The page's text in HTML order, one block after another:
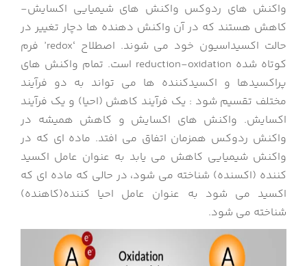
واکنش های ردوکس واکنش های شیمیایی اکسایش-
کاهش هستند که در آن واکنش دهنده ها دچار تغییر در
حالت اکسیداسیون خود می شوند. اصطلاح ‘redox’ فرم
کوتاه شده reduction-oxidation است. تمام واکنش های
پراکسیدها و اکسیدکننده ها می تواند به دو فرآیند
مختلف تقسیم شود : یک فرآیند کاهش (احیا) و یک فرآیند
اکسایش. واکنش های اکسایش و کاهش همیشه در
واکنش ردوکس همزمان اتفاق می افتد. ماده ای که در
واکنش شیمیایی کاهش می یابد به عنوان عامل اکسید
کننده (اکسنده) شناخته می شود، در حالی که ماده ای که
اکسید می شود به عنوان عامل احیا کننده(کاهنده)
شناخته می شود.